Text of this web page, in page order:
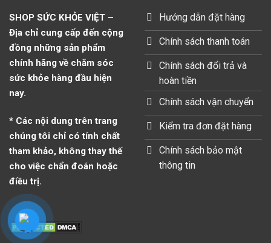
SHOP SỨC KHỎE VIỆT –
Địa chỉ cung cấp đến cộng
đồng những sản phẩm
chính hãng về chăm sóc
sức khỏe hàng đầu hiện
nay.
* Các nội dung trên trang
chúng tôi chỉ có tính chất
tham khảo, không thay thế
cho việc chẩn đoán hoặc
điều trị.
Hướng dẫn đặt hàng
Chính sách thanh toán
Chính sách đổi trả và
hoàn tiền
Chính sách vận chuyển
Kiểm tra đơn đặt hàng
Chính sách bảo mật
thông tin